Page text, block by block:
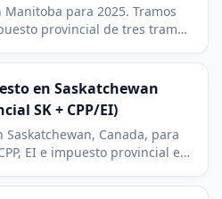
para 2025. Tramos
provincial de tres tramos
en Saskatchewan
SK + CPP/EI)
Canada, para
EI e impuesto provincial en